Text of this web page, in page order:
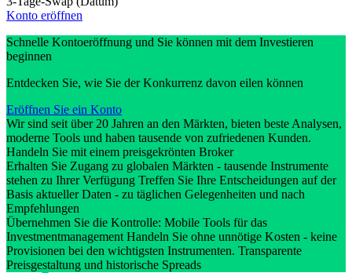
Konto eröffnen
Schnelle Kontoeröffnung und Sie können mit dem Investieren
beginnen
Entdecken Sie, wie Sie der Konkurrenz davon eilen können
Eröffnen Sie ein Konto
Wir sind seit über 20 Jahren an den Märkten, bieten beste Analysen,
moderne Tools und haben tausende von zufriedenen Kunden.
Handeln Sie mit einem preisgekrönten Broker
Erhalten Sie Zugang zu globalen Märkten - tausende Instrumente
stehen zu Ihrer Verfügung Treffen Sie Ihre Entscheidungen auf der
Basis aktueller Daten - zu täglichen Gelegenheiten und nach
Empfehlungen
Übernehmen Sie die Kontrolle: Mobile Tools für das
Investmentmanagement Handeln Sie ohne unnötige Kosten - keine
Provisionen bei den wichtigsten Instrumenten. Transparente
Preisgestaltung und historische Spreads